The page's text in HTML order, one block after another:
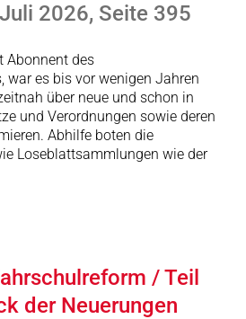
2026, Seite 395
Abonnent des
war es bis vor wenigen Jahren
über neue und schon in
und Verordnungen sowie deren
Abhilfe boten die
Loseblattsammlungen wie der
/ Teil
der Neuerungen